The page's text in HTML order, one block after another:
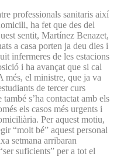
professionals sanitaris així
ha fet que des del
sentit, Martínez Benazet,
a casa porten ja deu dies i
infermeres de les estacions
i ha avançat que si cal
més, el ministre, que ja va
de tercer curs
s’ha contactat amb els
els casos més urgents i
Per aquest motiu,
“molt bé” aquest personal
setmana arribaran
suficients” per a tot el